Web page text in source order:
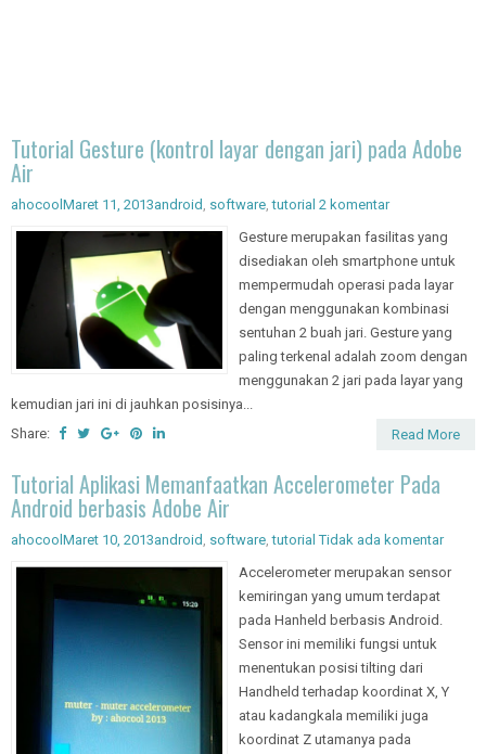
Tutorial Gesture (kontrol layar dengan jari) pada Adobe
Air
ahocool Maret 11, 2013android , software,tutorial 2 komentar
Gesture merupakan fasilitas yang
disediakan oleh smartphone untuk
mempermudah operasi pada layar
dengan menggunakan kombinasi
sentuhan 2 buah jari. Gesture yang
paling terkenal adalah zoom dengan
menggunakan 2 jari pada layar yang
kemudian jari ini di jauhkan posisinya...
Share:
Read More
Tutorial Aplikasi Memanfaatkan Accelerometer Pada
Android berbasis Adobe Air
ahocool Maret 10, 2013android , software,tutorial Tidak ada komentar
Accelerometer merupakan sensor
kemiringan yang umum terdapat
pada Hanheld berbasis Android.
Sensor ini memiliki fungsi untuk
menentukan posisi tilting dari
Handheld terhadap koordinat X, Y
atau kadangkala memiliki juga
koordinat Z utamanya pada